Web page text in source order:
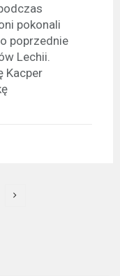
pokonali
poprzednie
Lechii.
Kacper